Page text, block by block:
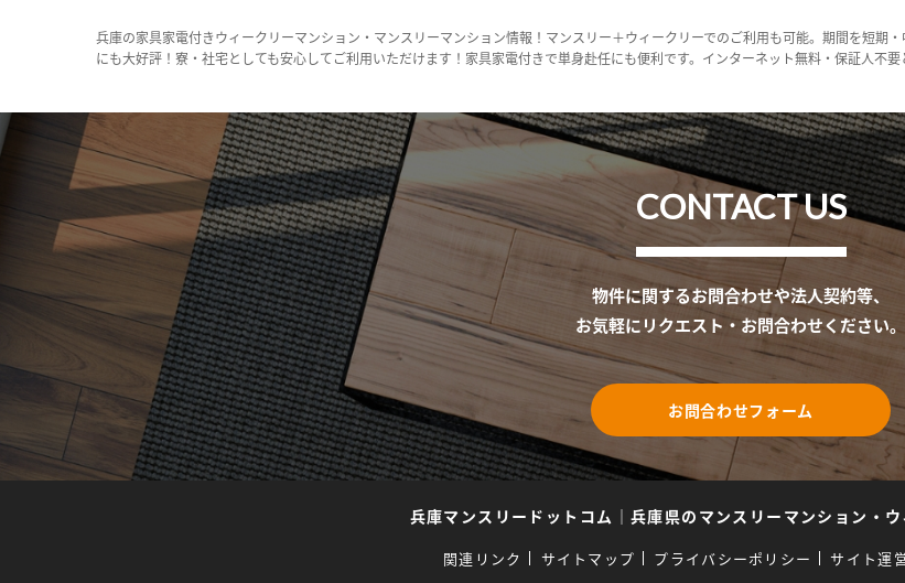
兵庫の家具家電付きウィークリーマンション・マンスリーマンション情報！マンスリー＋ウィークリーでのご利用も可能。期間を短期
にも大好評！寮・社宅としても安心してご利用いただけます！家具家電付きで単身赴任にも便利です。インターネット無料・保証人不
CONTACT US
物件に関するお問合わせや法人契約等、
お気軽にリクエスト・お問合わせください。
お問合わせフォーム
兵庫マンスリードットコム ｜ 兵庫県のマンスリーマンション・
関連リンク サイトマップ プライバシーポリシー サイト運